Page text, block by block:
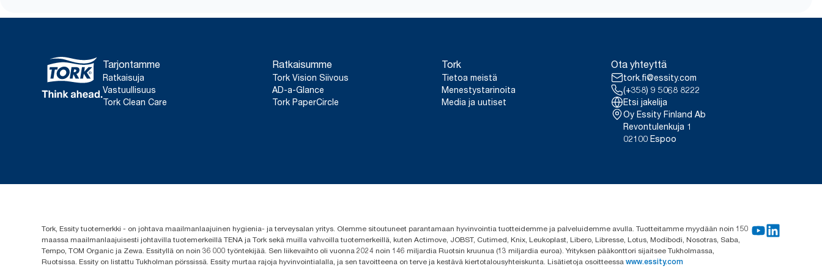
Tarjontamme
Ratkaisuja
Vastuullisuus
Tork Clean Care
Ratkaisumme
Tork Vision Siivous
AD-a-Glance
Tork PaperCircle
Tork
Tietoa meistä
Menestystarinoita
Media ja uutiset
Ota yhteyttä
tork.fi@essity.com
(+358) 9 5068 8222
Etsi jakelija
Oy Essity Finland Ab
Revontulenkuja 1
02100 Espoo
Tork, Essity tuotemerkki - on johtava maailmanlaajuinen hygienia- ja terveysalan yritys. Olemme sitoutuneet parantamaan hyvinvointia tuotteidemme ja palveluidemme avulla. Tuotteitamme myydään noin 150
maassa maailmanlaajuisesti johtavilla tuotemerkeillä TENA ja Tork sekä muilla vahvoilla tuotemerkeillä, kuten Actimove, JOBST, Cutimed, Knix, Leukoplast, Libero, Libresse, Lotus, Modibodi, Nosotras, Saba,
Tempo, TOM Organic ja Zewa. Essityllä on noin 36 000 työntekijää. Sen liikevaihto oli vuonna 2024 noin 146 miljardia Ruotsin kruunua (13 miljardia euroa). Yrityksen pääkonttori sijaitsee Tukholmassa,
Ruotsissa. Essity on listattu Tukholman pörssissä. Essity murtaa rajoja hyvinvointialalla, ja sen tavoitteena on terve ja kestävä kiertotalousyhteiskunta. Lisätietoja osoitteessa www.essity.com